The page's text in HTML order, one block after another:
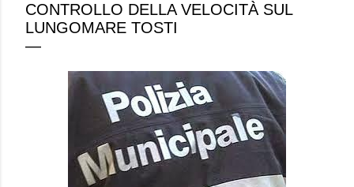
CONTROLLO DELLA VELOCITÀ SUL
LUNGOMARE TOSTI